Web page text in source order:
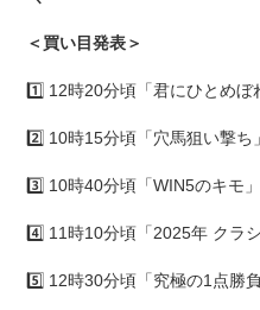
＜買い目発表＞
1️⃣ 12時20分頃「君にひとめぼ
2️⃣ 10時15分頃「穴馬狙い撃ち
3️⃣ 10時40分頃「WIN5のキモ
4️⃣ 11時10分頃「2025年 クラ
5️⃣ 12時30分頃「究極の1点勝